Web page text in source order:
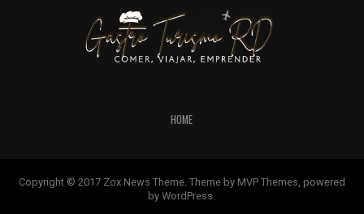
HOME
Copyright © 2017 Zox News Theme. Theme by MVP Themes, powered
by WordPress.